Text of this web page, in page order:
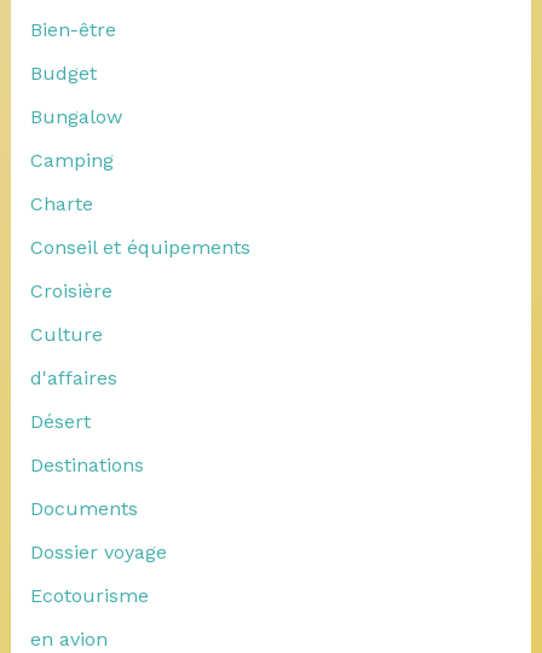
Bien-être
Budget
Bungalow
Camping
Charte
Conseil et équipements
Croisière
Culture
d'affaires
Désert
Destinations
Documents
Dossier voyage
Ecotourisme
en avion